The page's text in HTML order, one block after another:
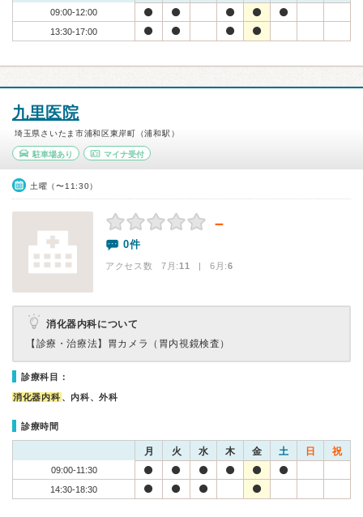
09:00-12:00
13:30-17:00
九里医院
埼玉県さいたま市浦和区東岸町（浦和駅）
駐車場あり マイナ受付
土曜（〜11:30）
－
0件
アクセス数 7月:11 | 6月:6
消化器内科について
【診療・治療法】 胃カメラ（胃内視鏡検査）
診療科目：
消化器内科 、内科、外科
診療時間
月 火 水 木 金 土 日 祝
09:00-11:30
14:30-18:30